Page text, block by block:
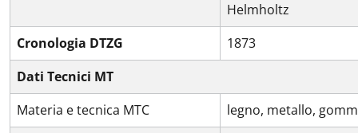
Helmholtz
Cronologia DTZG
1873
Dati Tecnici MT
Materia e tecnica MTC
legno, metallo,